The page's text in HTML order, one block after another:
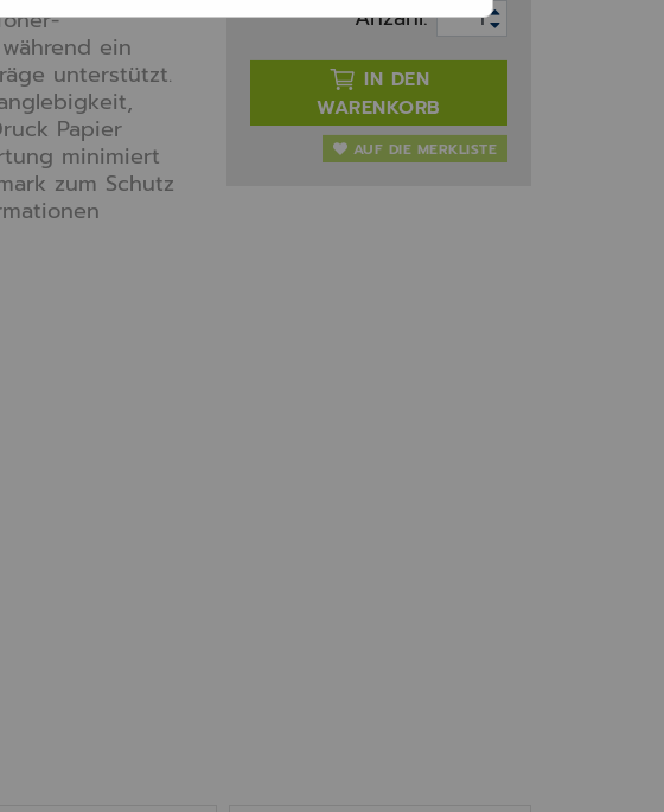
ein
unterstützt.
Papier
minimiert
zum Schutz
Anzahl:
IN DEN
WARENKORB
AUF DIE MERKLISTE